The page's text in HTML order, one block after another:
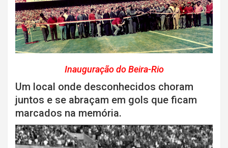
Inauguração do Beira-Rio
Um local onde desconhecidos choram
juntos e se abraçam em gols que ficam
marcados na memória.